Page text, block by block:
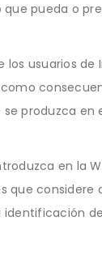
pueda o
usuarios
produzca en
en la
que considere